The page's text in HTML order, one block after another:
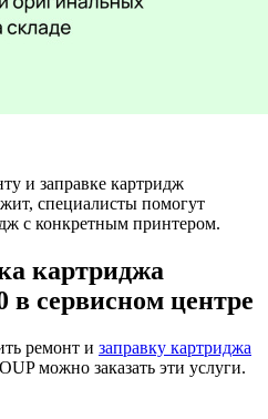
и заправке картридж
специалисты помогут
с конкретным принтером.
картриджа
сервисном центре
ремонт и заправку картриджа
можно заказать эти услуги.